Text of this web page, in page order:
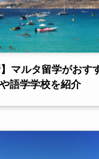
】マルタ留学がおす
語学学校を紹介